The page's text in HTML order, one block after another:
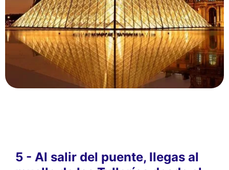
5 - Al salir del puente, llegas al